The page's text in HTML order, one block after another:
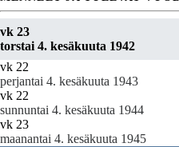
vk 23
torstai 4. kesäkuuta 1942
vk 22
perjantai 4. kesäkuuta 1943
vk 22
sunnuntai 4. kesäkuuta 1944
vk 23
maanantai 4. kesäkuuta 1945